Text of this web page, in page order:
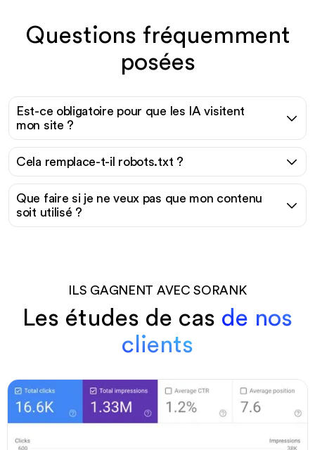
Questions fréquemment
posées
Est-ce obligatoire pour que les IA visitent
mon site ?
Cela remplace-t-il robots.txt ?
Que faire si je ne veux pas que mon contenu
soit utilisé ?
ILS GAGNENT AVEC SORANK
Les études de cas de nos
clients